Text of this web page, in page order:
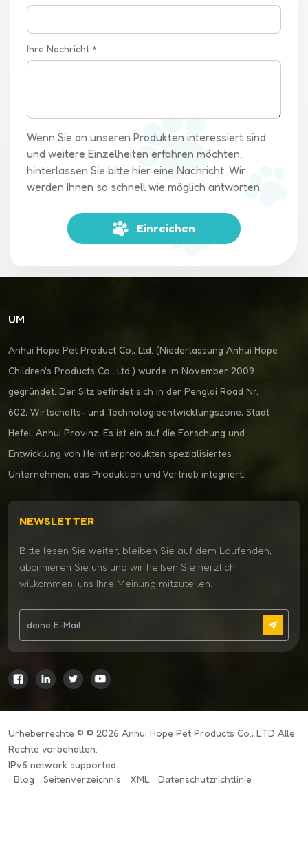
Ihre Nachricht *
Wenn Sie an unseren Produkten interessiert sind
und weitere Einzelheiten erfahren möchten,
hinterlassen Sie bitte hier eine Nachricht. Wir
werden Ihnen so schnell wie möglich antworten.
Einreichen
UM
Anhui Hope Pet Product Co., Ltd. (Niederlassung Anhui Hope
Children's Products Co., Ltd.) wurde im November 2009
gegründet. Der Sitz befindet sich in der Penglai Road Nr.
602, Wirtschafts- und Technologieentwicklungszone, Stadt
Hefei, Anhui Provinz. Es ist ein auf die Forschung und
Entwicklung von Heimtierprodukten spezialisiertes
Unternehmen, das Produktion und Vertrieb integriert.
NEWSLETTER
Bitte lesen Sie weiter, bleiben Sie auf dem Laufenden,
abonnieren Sie uns und wir heißen Sie herzlich
willkommen, uns Ihre Meinung mitzuteilen.
Urheberrechte © © 2026 Anhui Hope Pet Products Co., LTD Alle
Rechte vorbehalten.
IPv6 network supported.
Blog
Seitenverzeichnis XML Datenschutzrichtlinie